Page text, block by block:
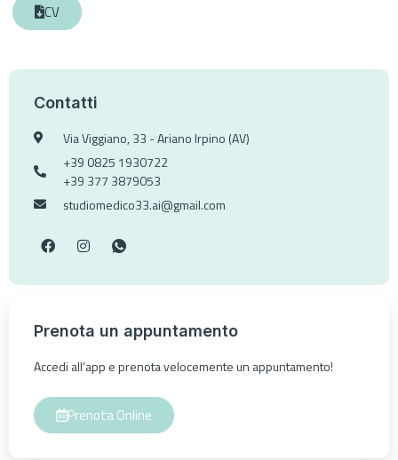
CV
Contatti
Via Viggiano, 33 - Ariano Irpino (AV)
+39 0825 1930722
+39 377 3879053
studiomedico33.ai@gmail.com
Prenota un appuntamento
Accedi all’app e prenota velocemente un appuntamento!
Prenota Online